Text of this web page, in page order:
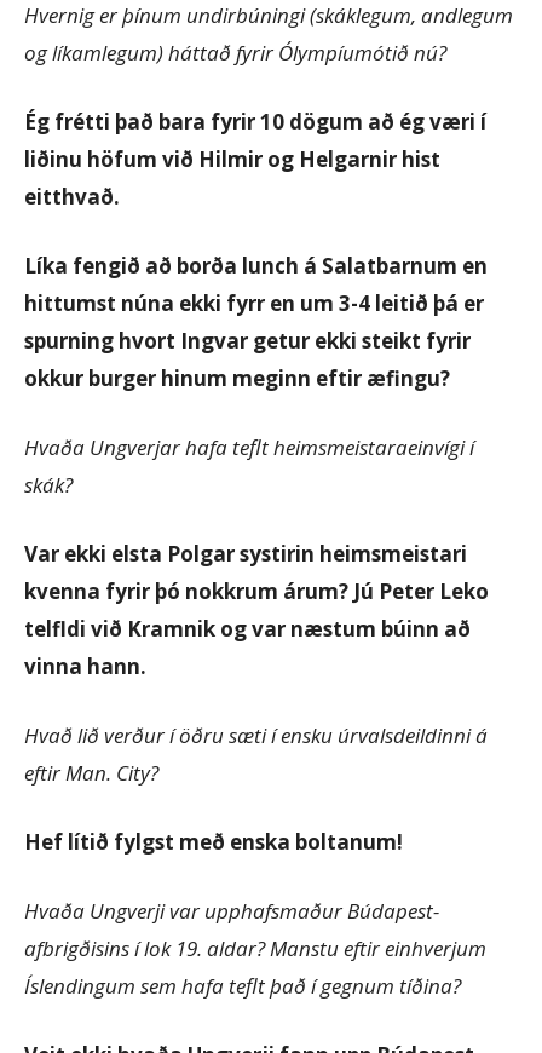
Hvernig er þínum undirbúningi (skáklegum, andlegum
og líkamlegum) háttað fyrir Ólympíumótið nú?
Ég frétti það bara fyrir 10 dögum að ég væri í
liðinu höfum við Hilmir og Helgarnir hist
eitthvað.
Líka fengið að borða lunch á Salatbarnum en
hittumst núna ekki fyrr en um 3-4 leitið þá er
spurning hvort Ingvar getur ekki steikt fyrir
okkur burger hinum meginn eftir æfingu?
Hvaða Ungverjar hafa teflt heimsmeistaraeinvígi í
skák?
Var ekki elsta Polgar systirin heimsmeistari
kvenna fyrir þó nokkrum árum? Jú Peter Leko
telfldi við Kramnik og var næstum búinn að
vinna hann.
Hvað lið verður í öðru sæti í ensku úrvalsdeildinni á
eftir Man. City?
Hef lítið fylgst með enska boltanum!
Hvaða Ungverji var upphafsmaður Búdapest-
afbrigðisins í lok 19. aldar? Manstu eftir einhverjum
Íslendingum sem hafa teflt það í gegnum tíðina?